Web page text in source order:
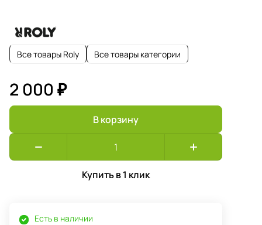
Все товары Roly Все товары категории
2 000 ₽
В корзину
Купить в 1 клик
Есть в наличии